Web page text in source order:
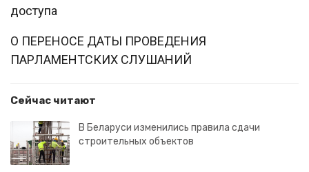
доступа
О ПЕРЕНОСЕ ДАТЫ ПРОВЕДЕНИЯ
ПАРЛАМЕНТСКИХ СЛУШАНИЙ
Сейчас читают
В Беларуси изменились правила сдачи
строительных объектов